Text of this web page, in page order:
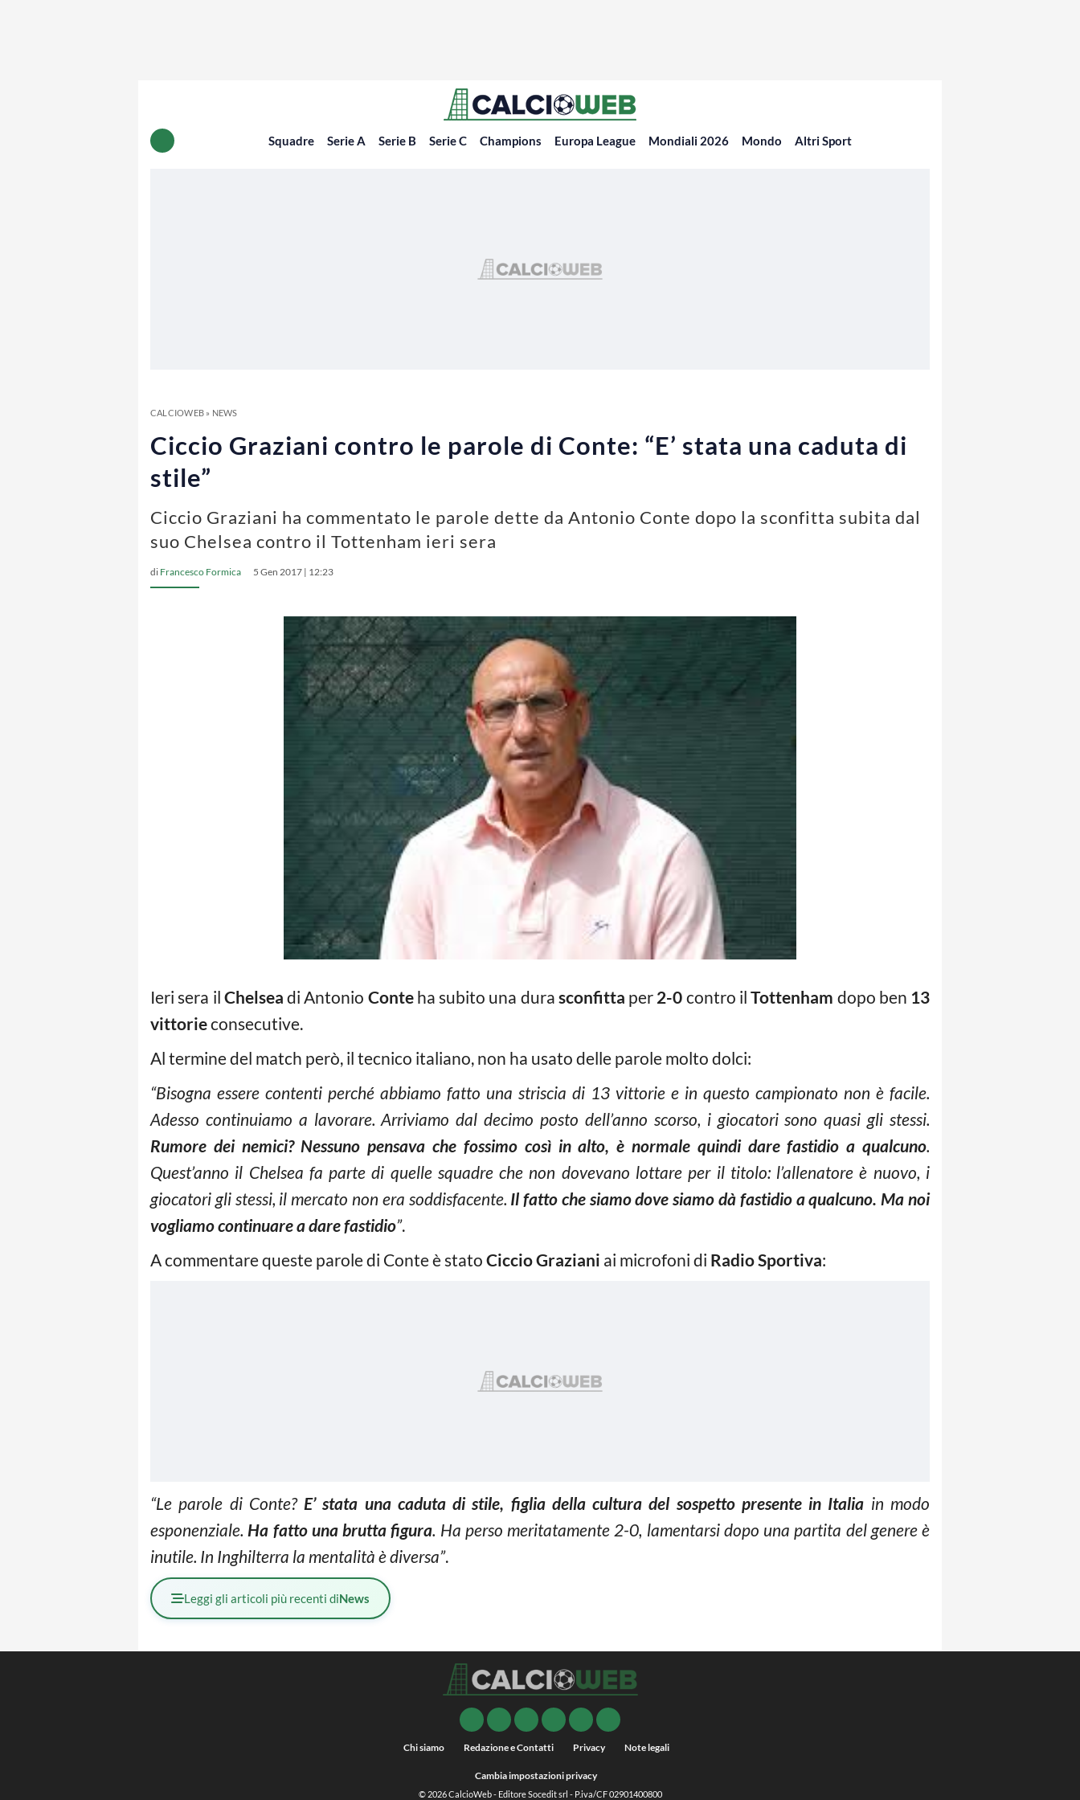
Squadre Serie A Serie B Serie C Champions Europa League Mondiali 2026 Mondo Altri Sport
CALCIOWEB» NEWS
Ciccio Graziani contro le parole di Conte: “E’ stata una caduta di
stile”
Ciccio Graziani ha commentato le parole dette da Antonio Conte dopo la sconfitta subita dal
suo Chelsea contro il Tottenham ieri sera
di Francesco Formica 5 Gen 2017 | 12:23
Ieri sera il Chelsea di Antonio Conteha subito una dura sconfitta per 2-0 contro ilTottenham dopo ben 13
vittorieconsecutive.
Al termine del match però, il tecnico italiano, non ha usato delle parole molto dolci:
“Bisogna essere contenti perché abbiamo fatto una striscia di 13 vittorie e in questo campionato non è facile.
Adesso continuiamo a lavorare. Arriviamo dal decimo posto dell’anno scorso, i giocatori sono quasi gli stessi.
Rumore dei nemici? Nessuno pensava che fossimo così in alto, è normale quindi dare fastidio a qualcuno.
Quest’anno il Chelsea fa parte di quelle squadre che non dovevano lottare per il titolo: l’allenatore è nuovo, i
giocatori gli stessi, il mercato non era soddisfacente. Il fatto che siamo dove siamo dà fastidio a qualcuno. Ma noi
vogliamo continuare a dare fastidio”.
A commentare queste parole di Conte è stato Ciccio Graziani ai microfoni di Radio Sportiva:
“Le parole di Conte? E’ stata una caduta di stile, figlia della cultura del sospetto presente in Italia in modo
esponenziale. Ha fatto una brutta figura. Ha perso meritatamente 2-0, lamentarsi dopo una partita del genere è
inutile. In Inghilterra la mentalità è diversa”.
Leggi gli articoli più recenti diNews
Chi siamo Redazione e Contatti Privacy Note legali
Cambia impostazioni privacy
© 2026CalcioWeb- Editore Socedit srl - P.iva/CF 02901400800